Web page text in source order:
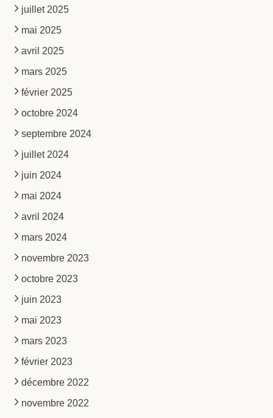
juillet 2025
mai 2025
avril 2025
mars 2025
février 2025
octobre 2024
septembre 2024
juillet 2024
juin 2024
mai 2024
avril 2024
mars 2024
novembre 2023
octobre 2023
juin 2023
mai 2023
mars 2023
février 2023
décembre 2022
novembre 2022